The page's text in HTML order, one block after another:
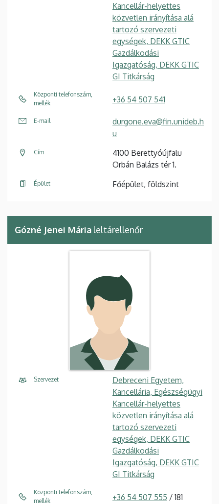
Kancellár-helyettes
közvetlen irányítása alá
tartozó szervezeti
egységek, DEKK GTIC
Gazdálkodási
Igazgatóság, DEKK GTIC
GI Titkárság
Központi telefonszám,
mellék
+36 54 507 541
E-mail
durgone.eva@fin.unideb.h
u
Cím
4100 Berettyóújfalu
Orbán Balázs tér 1.
Épület Főépület, földszint
Gózné Jenei Mária leltárellenőr
Szervezet
Debreceni Egyetem,
Kancellária, Egészségügyi
Kancellár-helyettes
közvetlen irányítása alá
tartozó szervezeti
egységek, DEKK GTIC
Gazdálkodási
Igazgatóság, DEKK GTIC
GI Titkárság
Központi telefonszám,
mellék
+36 54 507 555 / 181